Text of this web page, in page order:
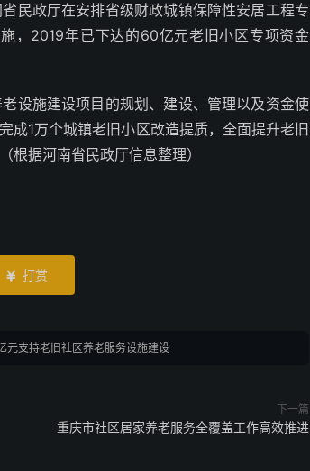
民政厅在安排省级财政城镇保障性安居工程专
，2019年已下达的60亿元老旧小区专项资金
设施建设项目的规划、建设、管理以及资金使
成1万个城镇老旧小区改造提质，全面提升老旧
根据河南省民政厅信息整理）
 打赏
元支持老旧社区养老服务设施建设
下一篇
重庆市社区居家养老服务全覆盖工作高效推进